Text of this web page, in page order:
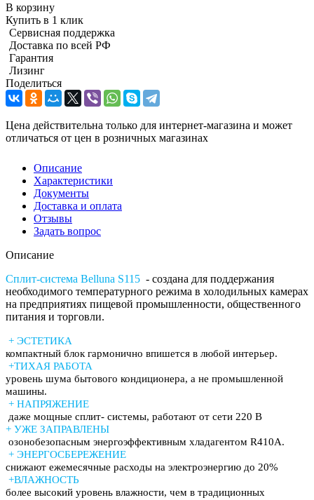
В корзину
Купить в 1 клик
Сервисная поддержка
Доставка по всей РФ
Гарантия
Лизинг
Поделиться
Цена действительна только для интернет-магазина и может
отличаться от цен в розничных магазинах
Описание
Характеристики
Документы
Доставка и оплата
Отзывы
Задать вопрос
Описание
Сплит-система Belluna S115 - создана для поддержания
необходимого температурного режима в холодильных камерах
на предприятиях пищевой промышленности, общественного
питания и торговли.
+ ЭСТЕТИКА
компактный блок гармонично впишется в любой интерьер.
+ТИХАЯ РАБОТА
уровень шума бытового кондиционера, а не промышленной
машины.
+ НАПРЯЖЕНИЕ
даже мощные сплит- системы, работают от сети 220 В
+ УЖЕ ЗАПРАВЛЕНЫ
озонобезопасным энергоэффективным хладагентом R410A.
+ ЭНЕРГОСБЕРЕЖЕНИЕ
снижают ежемесячные расходы на электроэнергию до 20%
+ВЛАЖНОСТЬ
более высокий уровень влажности, чем в традиционных